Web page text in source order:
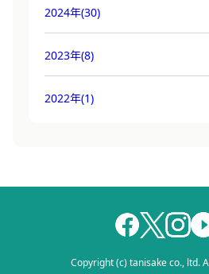
2024年(30)
2023年(8)
2022年(1)
Copyright (c) tanisake co., ltd.